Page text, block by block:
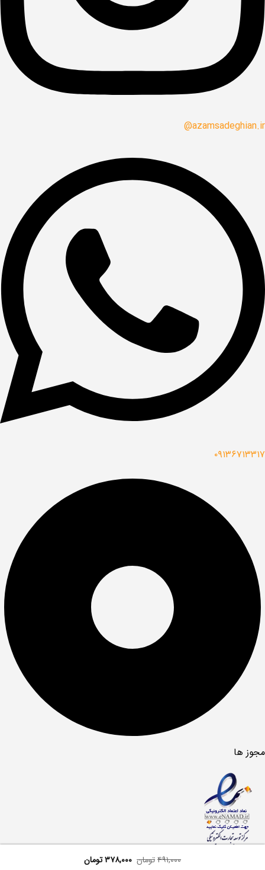
۴۹۱,۰۰۰تومان ۳۷۸,۰۰۰تومان
azamsadeghian.ir@
۰۹۱۳۶۷۱۳۳۱۷
مجوز ها
کلیه حقوق مادی و معنوی این سایت مربوط به هلدینگ توانگران اعظم